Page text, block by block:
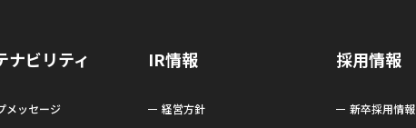
ナビリティ
メッセージ
IR情報
経営方針
採用情報
新卒採用情報